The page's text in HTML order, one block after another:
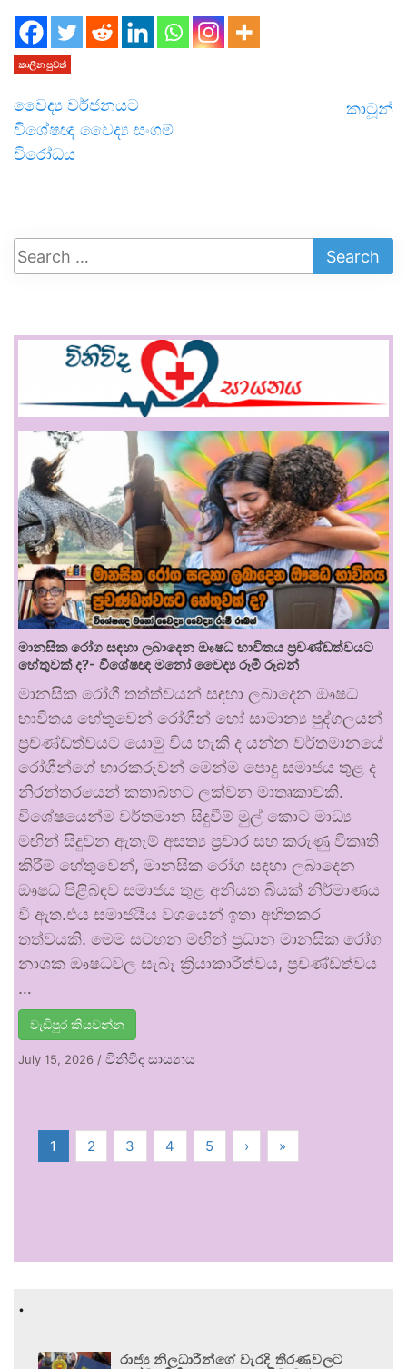
කාලීන පුවත්
වෛද්‍ය වර්ජනයට
විශේෂඥ වෛද්‍ය සංගම්
විරෝධය
කාටූන්
මානසික රෝග සඳහා ලබාදෙන ඖෂධ භාවිතය ප්‍රචණ්ඩත්වයට
හේතුවක් ද?- විශේෂඥ මනෝ වෛද්‍ය රූමි රූබන්
මානසික රෝගී තත්ත්වයන් සඳහා ලබාදෙන ඖෂධ
භාවිතය හේතුවෙන් රෝගීන් හෝ සාමාන්‍ය පුද්ගලයන්
ප්‍රචණ්ඩත්වයට යොමු විය හැකි ද යන්න වර්තමානයේ
රෝගීන්ගේ භාරකරුවන් මෙන්ම පොදු සමාජය තුළ ද
නිරන්තරයෙන් කතාබහට ලක්වන මාතෘකාවකි.
විශේෂයෙන්ම වර්තමාන සිදුවීම් මුල් කොට මාධ්‍ය
මඟින් සිදුවන ඇතැම් අසත්‍ය ප්‍රචාර සහ කරුණු විකෘති
කිරීම් හේතුවෙන්, මානසික රෝග සඳහා ලබාදෙන
ඖෂධ පිළිබඳව සමාජය තුළ අනියත බියක් නිර්මාණය
වී ඇත.එය සමාජයීය වශයෙන් ඉතා අහිතකර
තත්වයකි. මෙම සටහන මඟින් ප්‍රධාන මානසික රෝග
නාශක ඖෂධවල සැබෑ ක්‍රියාකාරීත්වය, ප්‍රචණ්ඩත්වය
…
වැඩිපුර කියවන්න
July 15, 2026 / විනිවිද සායනය
1 2 3 4 5 › »
.
රාජ්‍ය නිලධාරීන්ගේ වැරදි තීරණවලට